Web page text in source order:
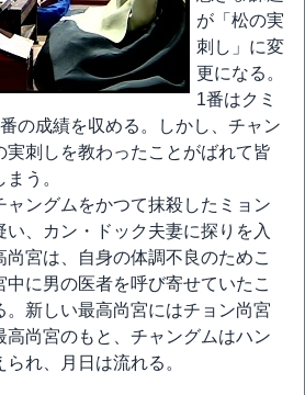
が「松の実
刺し」に変
更になる。
1番はクミ
の成績を収める。しかし、チャン
実刺しを教わったことがばれて皆
う。
ャングムをかつて抹殺したミョン
い、カン・ドック夫妻に探りを入
宮は、自身の体調不良のためこ
中に男の医者を呼び寄せていたこ
。新しい最高尚宮にはチョン尚宮
高尚宮のもと、チャングムはハン
れ、月日は流れる。